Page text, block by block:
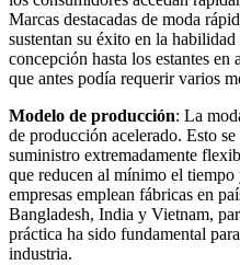
Marcas destacadas de moda
sustentan su éxito en la
concepción hasta los estantes en
que antes podía requerir varios
Modelo de producción: La
de producción acelerado. Esto
suministro extremadamente
que reducen al mínimo el
empresas emplean fábricas en
Bangladesh, India y Vietnam,
práctica ha sido fundamental
industria.